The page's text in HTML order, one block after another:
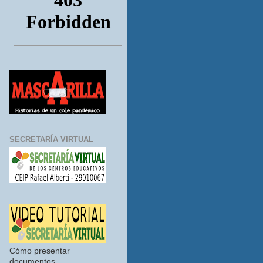
SECRETARÍA VIRTUAL
Cómo presentar